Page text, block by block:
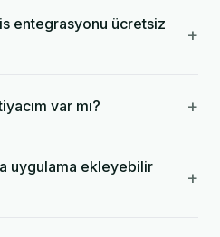
entegrasyonu ücretsiz
+
var mı? +
uygulama ekleyebilir
+